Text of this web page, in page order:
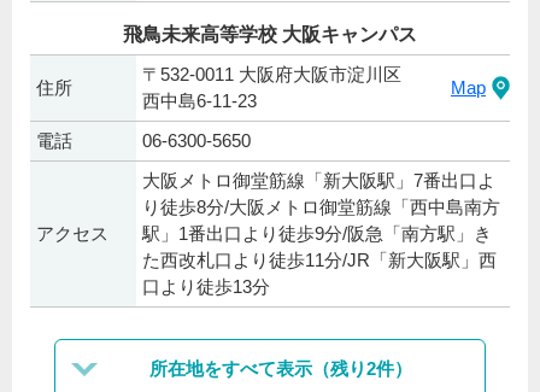
飛鳥未来高等学校 大阪キャンパス
住所
〒532-0011 大阪府大阪市淀川区
西中島6-11-23
Map
電話 06-6300-5650
アクセス
大阪メトロ御堂筋線「新大阪駅」7番出口よ
り徒歩8分/大阪メトロ御堂筋線「西中島南方
駅」1番出口より徒歩9分/阪急「南方駅」き
た西改札口より徒歩11分/JR「新大阪駅」西
口より徒歩13分
所在地をすべて表示（残り2件）